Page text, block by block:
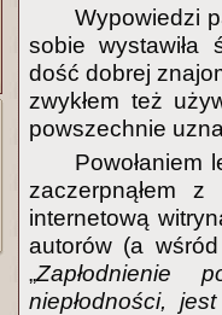
Wypowiedzi
sobie wystawiła
dość dobrej
zwykłem też
powszechnie
Powołaniem
zaczerpnąłem
internetową
autorów (a
„Zapłodnienie
niepłodności,